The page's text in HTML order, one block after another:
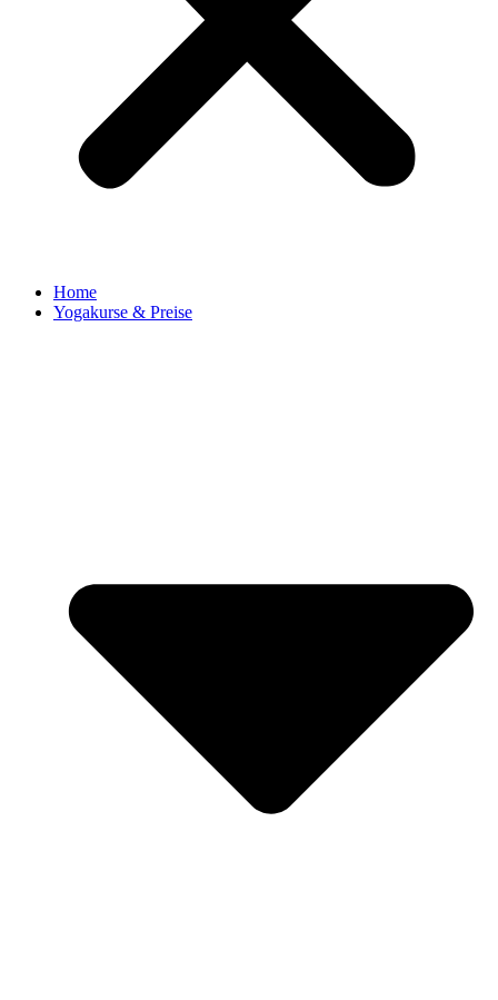
Home
Yogakurse & Preise